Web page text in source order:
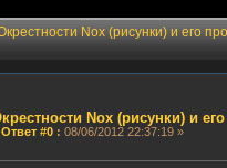
Nox (рисунки) и его
Nox (рисунки) и
Ответ #0: 08/06/2012 22:37:19 »